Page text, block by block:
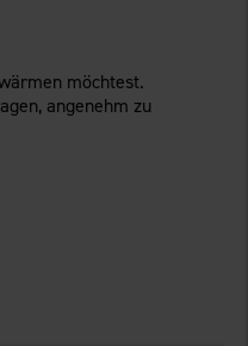
möchtest.
angenehm zu